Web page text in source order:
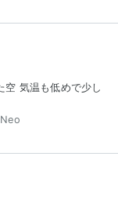
空 気温も低めで少し